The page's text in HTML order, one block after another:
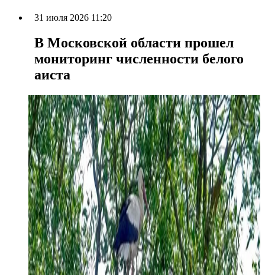
31 июля 2026 11:20
В Московской области прошел
мониторинг численности белого
аиста